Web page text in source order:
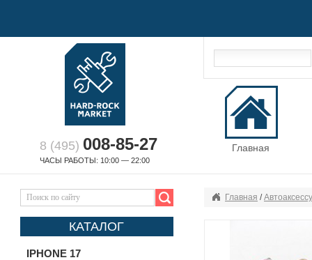
8 (495) 008-85-27
ЧАСЫ РАБОТЫ: 10:00 — 22:00
Главная
КАТАЛОГ
IPHONE 17
Главная /